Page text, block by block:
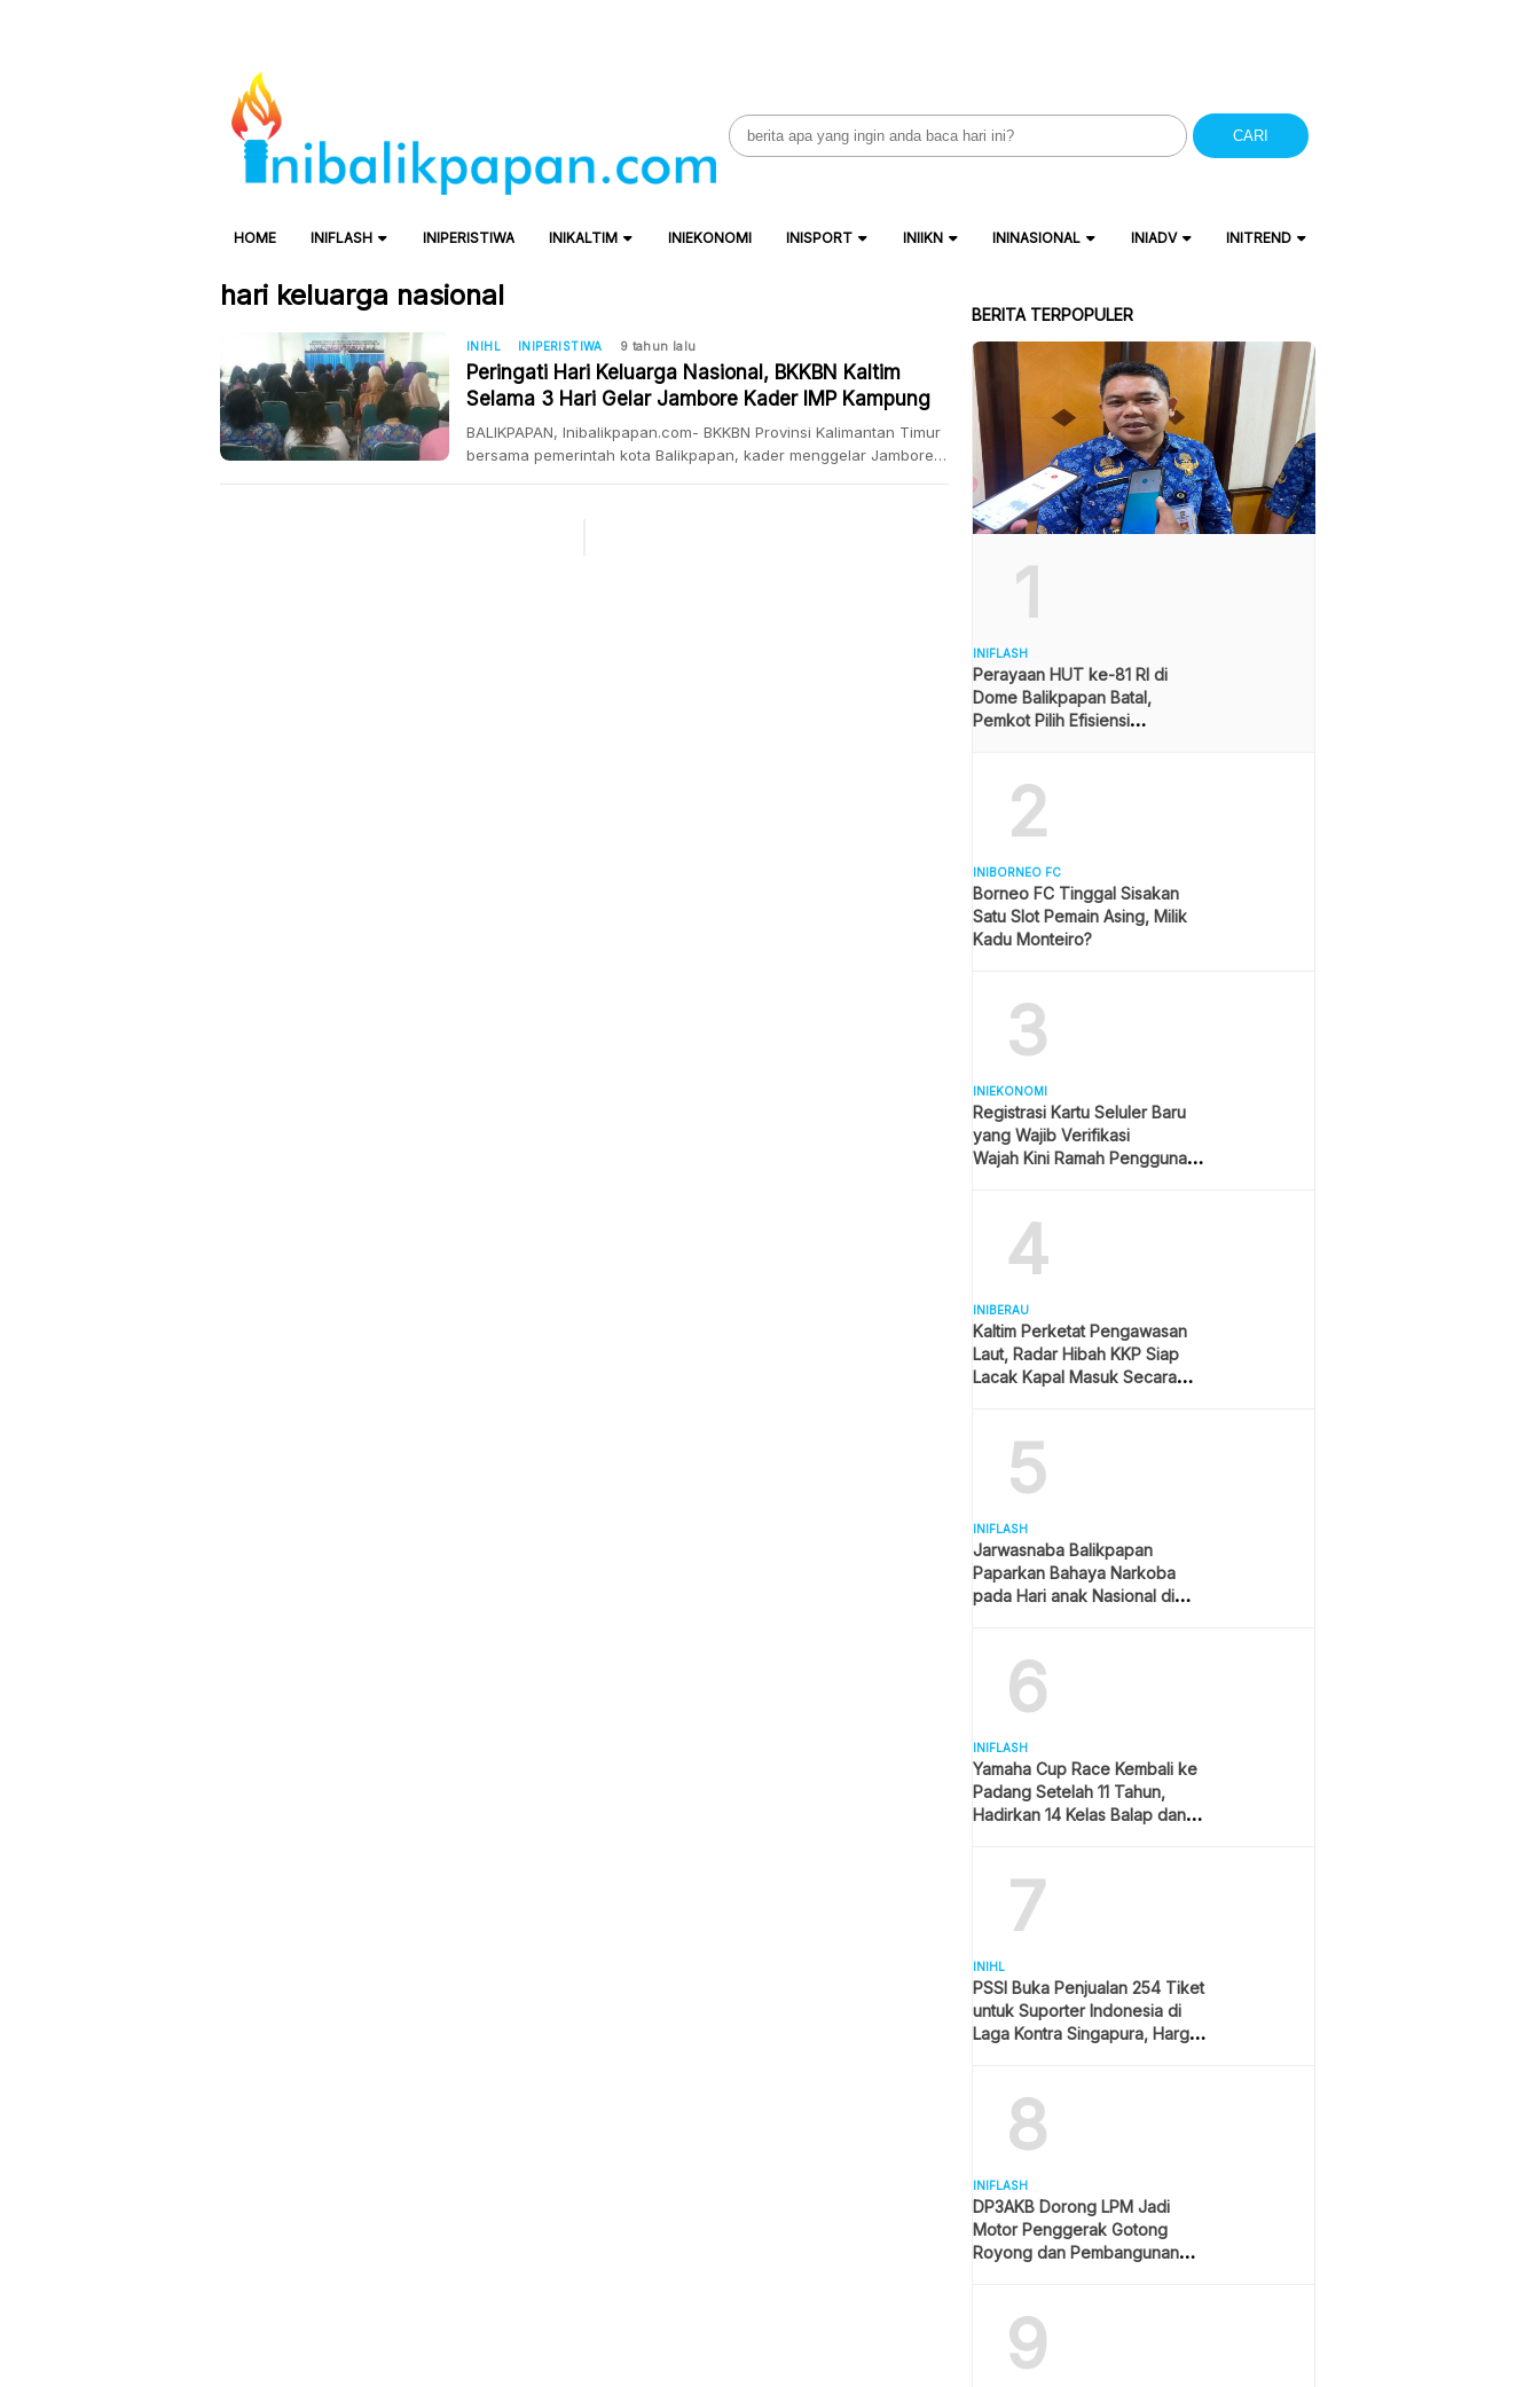
Search
for:
CARI
HOME INIFLASH INIPERISTIWA INIKALTIM INIEKONOMI INISPORT INIIKN ININASIONAL INIADV INITREND
hari keluarga nasional
INIHL INIPERISTIWA 9 tahun lalu
Peringati Hari Keluarga Nasional, BKKBN Kaltim
Selama 3 Hari Gelar Jambore Kader IMP Kampung
KB di Balikpapan
BALIKPAPAN, Inibalikpapan.com- BKKBN Provinsi Kalimantan Timur
bersama pemerintah kota Balikpapan, kader menggelar Jambore
BERITA TERPOPULER
1
INIFLASH
Perayaan HUT ke-81 RI di
Dome Balikpapan Batal,
Pemkot Pilih Efisiensi
2
INIBORNEO FC
Borneo FC Tinggal Sisakan
Satu Slot Pemain Asing, Milik
Kadu Monteiro?
3
INIEKONOMI
Registrasi Kartu Seluler Baru
yang Wajib Verifikasi
Wajah Kini Ramah Pengguna
4
INIBERAU
Kaltim Perketat Pengawasan
Laut, Radar Hibah KKP Siap
Lacak Kapal Masuk Secara
5
INIFLASH
Jarwasnaba Balikpapan
Paparkan Bahaya Narkoba
pada Hari anak Nasional di
6
INIFLASH
Yamaha Cup Race Kembali ke
Padang Setelah 11 Tahun,
Hadirkan 14 Kelas Balap dan
7
INIHL
PSSI Buka Penjualan 254 Tiket
untuk Suporter Indonesia di
Laga Kontra Singapura, Harga
8
INIFLASH
DP3AKB Dorong LPM Jadi
Motor Penggerak Gotong
Royong dan Pembangunan
9